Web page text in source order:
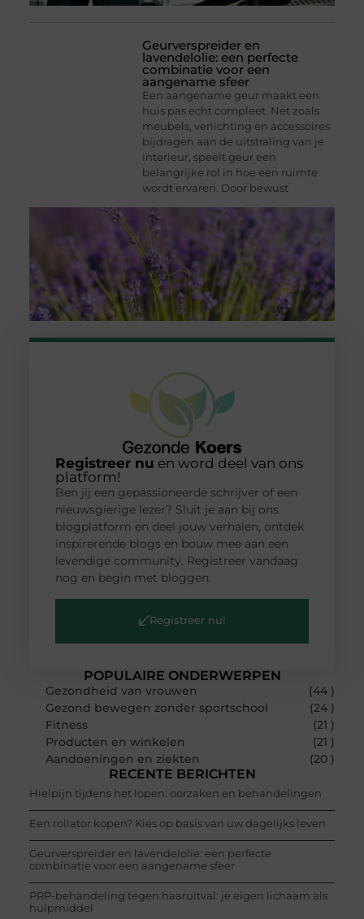
Geurverspreider en
lavendelolie: een perfecte
combinatie voor een
aangename sfeer
Een aangename geur maakt een
huis pas echt compleet. Net zoals
meubels, verlichting en accessoires
bijdragen aan de uitstraling van je
interieur, speelt geur een
belangrijke rol in hoe een ruimte
wordt ervaren. Door bewust
POPULAIRE ONDERWERPEN
Gezondheid van vrouwen
(44 )
Gezond bewegen zonder sportschool
(24 )
Fitness
(21 )
Producten en winkelen
(21 )
Aandoeningen en ziekten
(20 )
RECENTE BERICHTEN
Hielpijn tijdens het lopen: oorzaken en behandelingen
Een rollator kopen? Kies op basis van uw dagelijks leven
Geurverspreider en lavendelolie: een perfecte
combinatie voor een aangename sfeer
PRP-behandeling tegen haaruitval: je eigen lichaam als
hulpmiddel
Registreer nu en word deel van ons
platform!
Ben jij een gepassioneerde schrijver of een
nieuwsgierige lezer? Sluit je aan bij ons
blogplatform en deel jouw verhalen, ontdek
inspirerende blogs en bouw mee aan een
levendige community. Registreer vandaag
nog en begin met bloggen.
Registreer nu!